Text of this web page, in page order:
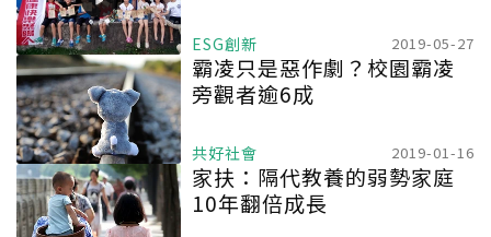
ESG創新 2019-05-27
霸凌只是惡作劇？校園霸凌
旁觀者逾6成
共好社會 2019-01-16
家扶：隔代教養的弱勢家庭
10年翻倍成長